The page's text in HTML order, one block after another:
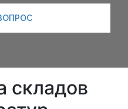
складов